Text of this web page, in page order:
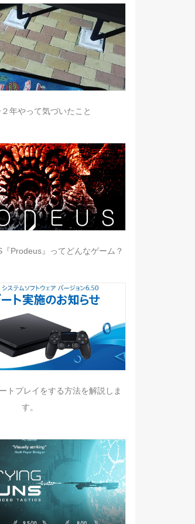
年やって気づいたこと
Prodeus』ってどんなゲーム？
トプレイをする方法を解説しま
す。